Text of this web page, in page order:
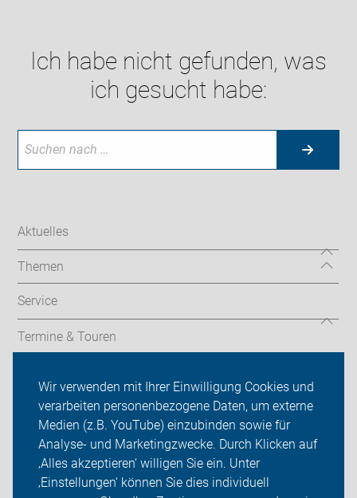
Wir verwenden mit Ihrer Einwilligung Cookies und
verarbeiten personenbezogene Daten, um externe
Medien (z.B. YouTube) einzubinden sowie für
Analyse- und Marketingzwecke. Durch Klicken auf
‚Alles akzeptieren‘ willigen Sie ein. Unter
‚Einstellungen‘ können Sie dies individuell
Ich habe nicht gefunden, was
ich gesucht habe:
Aktuelles
Themen
Service
Termine & Touren
ADFC Siegen-Wittgenstein
Sei dabei
Presse